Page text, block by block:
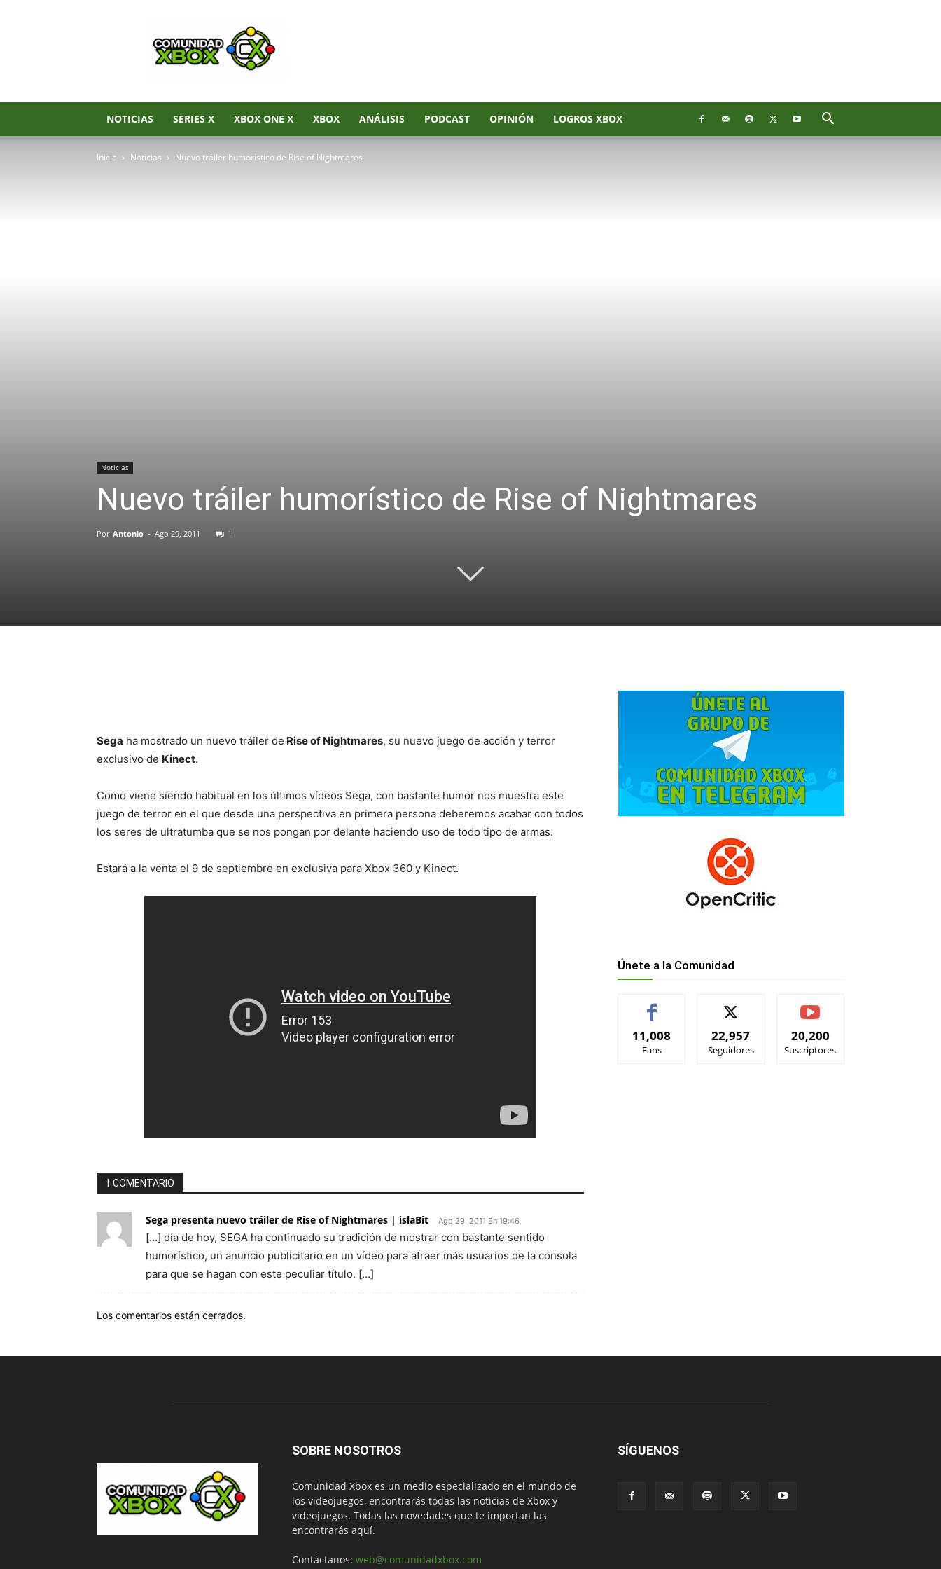
Noticias
de
Xbox
Series
Xbox
One
360
NOTICIAS SERIES X XBOX ONE X XBOX ANÁLISIS PODCAST OPINIÓN LOGROS XBOX
Inicio Noticias Nuevo tráiler humorístico de Rise of Nightmares
Noticias
Nuevo tráiler humorístico de Rise of Nightmares
Por Antonio - Ago 29, 2011 1
Sega ha mostrado un nuevo tráiler de Rise of Nightmares, su nuevo juego de acción y terror
exclusivo de Kinect.
Como viene siendo habitual en los últimos vídeos Sega, con bastante humor nos muestra este
juego de terror en el que desde una perspectiva en primera persona deberemos acabar con todos
los seres de ultratumba que se nos pongan por delante haciendo uso de todo tipo de armas.
Estará a la venta el 9 de septiembre en exclusiva para Xbox 360 y Kinect.
1 COMENTARIO
Sega presenta nuevo tráiler de Rise of Nightmares | islaBit Ago 29, 2011 En 19:46
[…] día de hoy, SEGA ha continuado su tradición de mostrar con bastante sentido
humorístico, un anuncio publicitario en un vídeo para atraer más usuarios de la consola
para que se hagan con este peculiar título. […]
Los comentarios están cerrados.
Únete a la Comunidad
11,008
Fans
22,957
Seguidores
20,200
Suscriptores
SOBRE NOSOTROS
Comunidad Xbox es un medio especializado en el mundo de
los videojuegos, encontrarás todas las noticias de Xbox y
videojuegos. Todas las novedades que te importan las
encontrarás aquí.
Contáctanos: web@comunidadxbox.com
SÍGUENOS